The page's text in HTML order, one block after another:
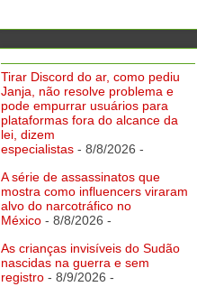
Tirar Discord do ar, como pediu
Janja, não resolve problema e
pode empurrar usuários para
plataformas fora do alcance da
lei, dizem
especialistas - 8/8/2026 -
A série de assassinatos que
mostra como influencers viraram
alvo do narcotráfico no
México - 8/8/2026 -
As crianças invisíveis do Sudão
nascidas na guerra e sem
registro - 8/9/2026 -